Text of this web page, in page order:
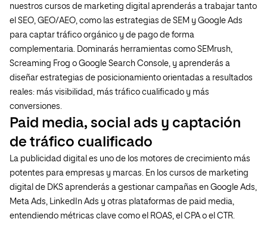
nuestros cursos de marketing digital aprenderás a trabajar tanto
el SEO, GEO/AEO, como las estrategias de SEM y Google Ads
para captar tráfico orgánico y de pago de forma
complementaria. Dominarás herramientas como SEMrush,
Screaming Frog o Google Search Console, y aprenderás a
diseñar estrategias de posicionamiento orientadas a resultados
reales: más visibilidad, más tráfico cualificado y más
conversiones.
Paid media, social ads y captación
de tráfico cualificado
La publicidad digital es uno de los motores de crecimiento más
potentes para empresas y marcas. En los cursos de marketing
digital de DKS aprenderás a gestionar campañas en Google Ads,
Meta Ads, LinkedIn Ads y otras plataformas de paid media,
entendiendo métricas clave como el ROAS, el CPA o el CTR.